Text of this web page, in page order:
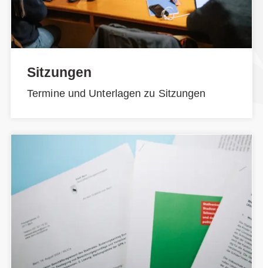
Sitzungen
Termine und Unterlagen zu Sitzungen